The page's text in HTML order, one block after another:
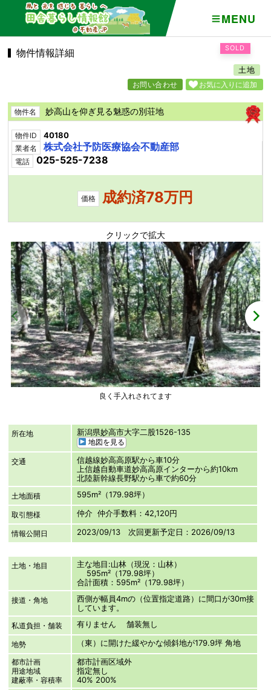
MENU
SOLD
物件情報詳細
土地
お気に入りに追加
お問い合わせ
物件名 妙高山を仰ぎ見る魅惑の別荘地
物件ID 40180
業者名 株式会社予防医療協会不動産部
電話 025-525-7238
価格 成約済78万円
クリックで拡大
良く手入れされてます
所在地 新潟県妙高市大字二股1526-135
地図を見る
交通
信越線妙高高原駅から車10分
上信越自動車道妙高高原インターから約10km
北陸新幹線長野駅から車で約60分
土地面積 595m²（179.98坪）
取引態様 仲介 仲介手数料：42,120円
情報公開日 2023/09/13 次回更新予定日：2026/09/13
土地・地目
主な地目:山林（現況：山林）
595m²（179.98坪）
合計面積：595m²（179.98坪）
接道・角地
西側が幅員4mの（位置指定道路）に間口が30m接
しています。
私道負担・舗装 有りません 舗装無し
地勢 （東）に開けた緩やかな傾斜地が179.9坪 角地
都市計画
用途地域
建蔽率・容積率
都市計画区域外
指定無し
40% 200%